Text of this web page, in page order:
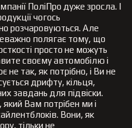
ПоліПро дуже зросла. І
чогось
розчаровуються. Але
полягає тому, що
просто не можуть
своєму автомобілю і
не так, як потрібно, і Ви не
дрифту, кільця,
завдань для підвіски.
Вам потрібен ми і
Вони, як
тільки не